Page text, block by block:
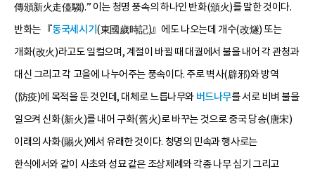
傳頒新火走儓騶).” 이는 청명 풍속의 하나인 반화(頒火)를 말한 것이다.
반화는 『동국세시기 (東國歲時記)』에도 나오는데 개수(改燧) 또는
개화(改火)라고도 일컬으며, 계절이 바뀔 때 대궐에서 불을 내어 각 관청과
대신 그리고 각 고을에 나누어주는 풍속이다. 주로 벽사(辟邪)와 방역
(防疫)에 목적을 둔 것인데, 대체로 느릅나무와 버드나무를 서로 비벼 불을
일으켜 신화(新火)를 내어 구화(舊火)로 바꾸는 것으로 중국 당송(唐宋)
이래의 사화(賜火)에서 유래한 것이다. 청명의 민속과 행사로는
한식에서와 같이 사초와 성묘 같은 조상제례와 각종 나무 심기 그리고